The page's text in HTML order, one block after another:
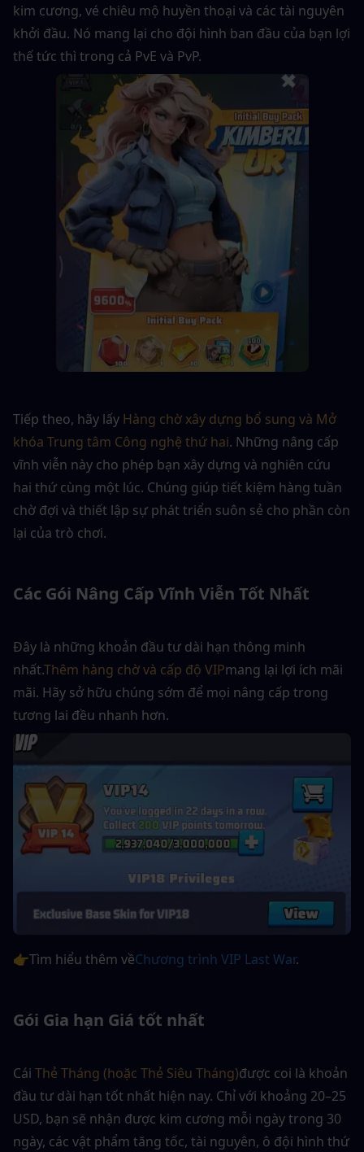
kim cương, vé chiêu mộ huyền thoại và các tài nguyên
khởi đầu. Nó mang lại cho đội hình ban đầu của bạn lợi
thế tức thì trong cả PvE và PvP.
Tiếp theo, hãy lấy Hàng chờ xây dựng bổ sung và Mở
khóa Trung tâm Công nghệ thứ hai. Những nâng cấp
vĩnh viễn này cho phép bạn xây dựng và nghiên cứu
hai thứ cùng một lúc. Chúng giúp tiết kiệm hàng tuần
chờ đợi và thiết lập sự phát triển suôn sẻ cho phần còn
lại của trò chơi.
Các Gói Nâng Cấp Vĩnh Viễn Tốt Nhất
Đây là những khoản đầu tư dài hạn thông minh
nhất.Thêm hàng chờ và cấp độ VIPmang lại lợi ích mãi
mãi. Hãy sở hữu chúng sớm để mọi nâng cấp trong
tương lai đều nhanh hơn.
👉Tìm hiểu thêm vềChương trình VIP Last War.
Gói Gia hạn Giá tốt nhất
Cái Thẻ Tháng (hoặc Thẻ Siêu Tháng)được coi là khoản
đầu tư dài hạn tốt nhất hiện nay. Chỉ với khoảng 20–25
USD, bạn sẽ nhận được kim cương mỗi ngày trong 30
ngày, các vật phẩm tăng tốc, tài nguyên, ô đội hình thứ